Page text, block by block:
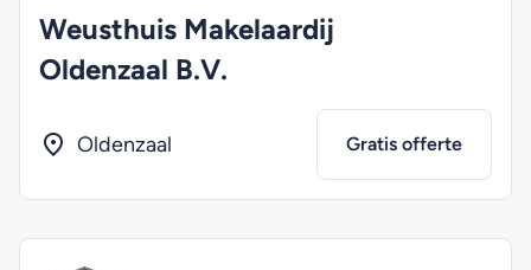
Weusthuis Makelaardij
Oldenzaal B.V.
Oldenzaal Gratis offerte